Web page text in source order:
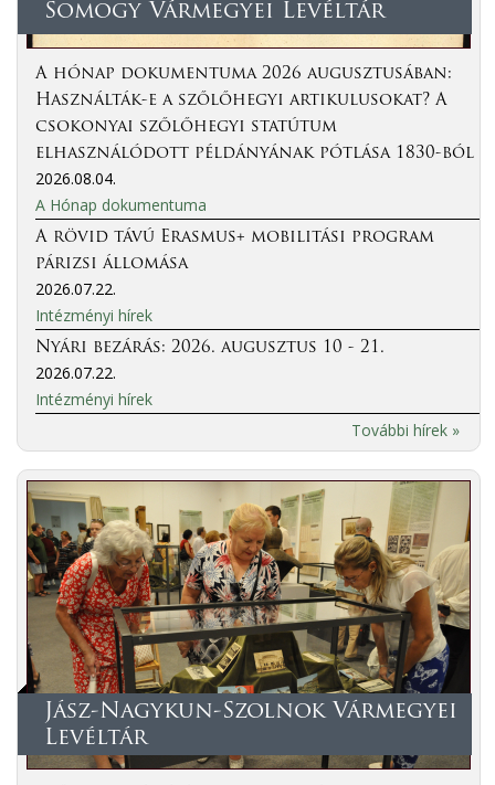
Somogy Vármegyei Levéltár
A hónap dokumentuma 2026 augusztusában:
Használták-e a szőlőhegyi artikulusokat? A
csokonyai szőlőhegyi statútum
elhasználódott példányának pótlása 1830-ból
2026.08.04.
A Hónap dokumentuma
A rövid távú Erasmus+ mobilitási program
párizsi állomása
2026.07.22.
Intézményi hírek
Nyári bezárás: 2026. augusztus 10 - 21.
2026.07.22.
Intézményi hírek
További hírek »
Jász-Nagykun-Szolnok Vármegyei
Levéltár